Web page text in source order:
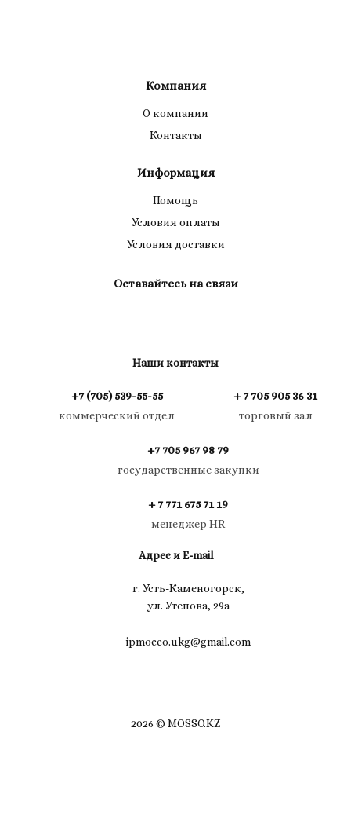
Компания
О компании
Контакты
Информация
Помощь
Условия оплаты
Условия доставки
Оставайтесь на связи
Наши контакты
+7 (705) 539-55-55
коммерческий отдел
+ 7 705 905 36 31
торговый зал
+7 705 967 98 79
государственные закупки
+ 7 771 675 71 19
менеджер HR
Адрес и E-mail
г. Усть-Каменогорск,
ул. Утепова, 29а
ipmocco.ukg@gmail.com
2026 © MOSSO.KZ